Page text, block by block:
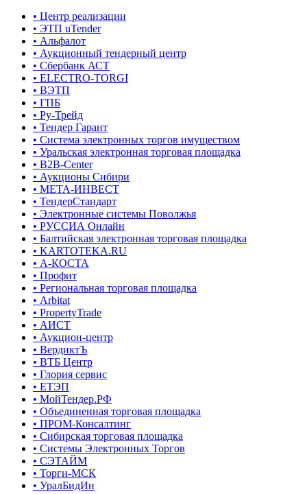
• Центр реализации
• ЭТП uTender
• Альфалот
• Аукционный тендерный центр
• Сбербанк АСТ
• ELECTRO-TORGI
• ВЭТП
• ГПБ
• Ру-Трейд
• Тендер Гарант
• Система электронных торгов имуществом
• Уральская электронная торговая площадка
• B2B-Center
• Аукционы Сибири
• МЕТА-ИНВЕСТ
• ТендерСтандарт
• Электронные системы Поволжья
• РУССИА Онлайн
• Балтийская электронная торговая площадка
• KARTOTEKA.RU
• А-КОСТА
• Профит
• Региональная торговая площадка
• Arbitat
• PropertyTrade
• АИСТ
• Аукцион-центр
• ВердиктЪ
• ВТБ Центр
• Глория сервис
• ЕТЭП
• МойТендер.РФ
• Объединенная торговая площадка
• ПРОМ-Консалтинг
• Сибирская торговая площадка
• Системы Электронных Торгов
• СЭТАЙМ
• Торги-МСК
• УралБидИн